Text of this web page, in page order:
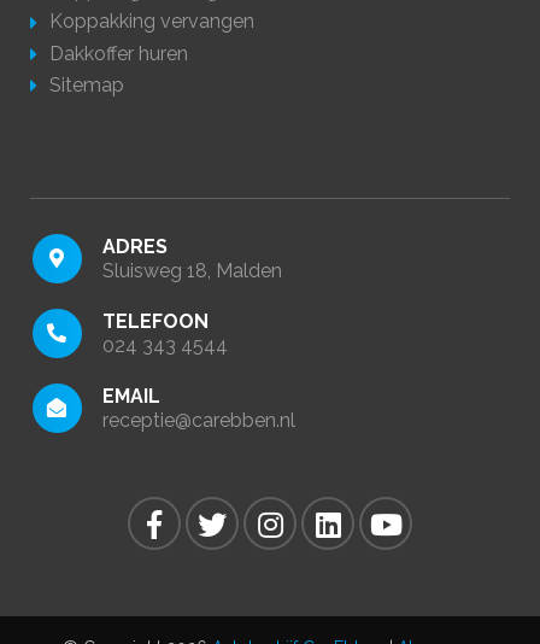
Koppakking vervangen
Dakkoffer huren
Sitemap
ADRES
Sluisweg 18, Malden
TELEFOON
024 343 4544
EMAIL
receptie@carebben.nl